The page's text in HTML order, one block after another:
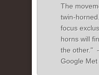
The
twin-
focus
horns will
the other."
Google